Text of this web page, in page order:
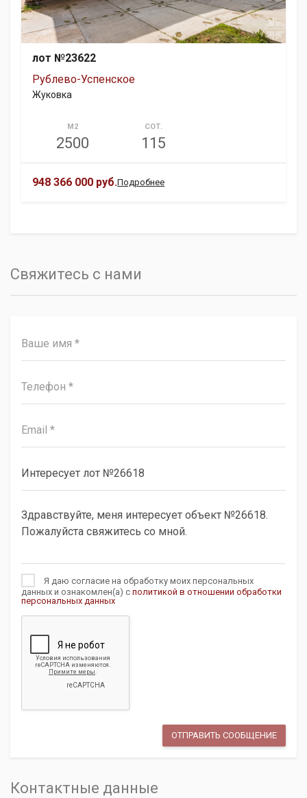
лот №23622
Рублево-Успенское
Жуковка
М2
2500
СОТ.
115
948 366 000 руб.Подробнее
Свяжитесь с нами
Я даю согласие на обработку моих персональных
данных и ознакомлен(а) с политикой в отношении обработки
персональных данных
Контактные данные